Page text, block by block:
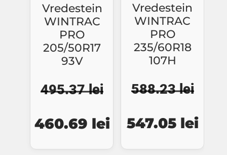
Vredestein
WINTRAC
PRO
205/50R17
93V
495.37lei
inițial
460.69 lei
curent
Vredestein
WINTRAC
PRO
235/60R18
107H
588.23lei
inițial
547.05 lei